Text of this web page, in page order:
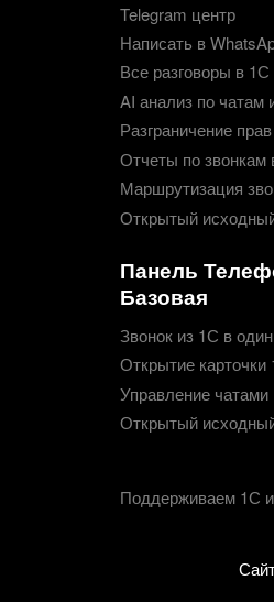
Telegram центр
Написать в
Все разговоры в
AI анализ по чатам
Разграничение
Отчеты по звонкам
Маршрутизация
Открытый
Панель
Базовая
Звонок из 1С в
Открытие карточки
Управление
Открытый
Поддерживаем 1С